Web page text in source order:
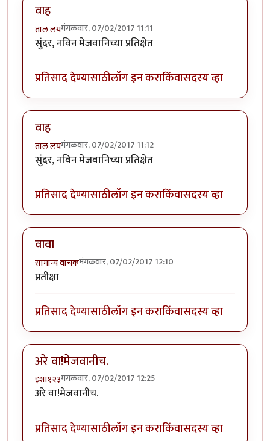
वाह
ताल लयमंगळवार, 07/02/2017 11:11
सुंदर, नविन मेजवानिच्या प्रतिक्षेत
प्रतिसाद देण्यासाठीलॉग इन कराकिंवासदस्य व्हा
वाह
ताल लयमंगळवार, 07/02/2017 11:12
सुंदर, नविन मेजवानिच्या प्रतिक्षेत
प्रतिसाद देण्यासाठीलॉग इन कराकिंवासदस्य व्हा
वावा
सामान्य वाचकमंगळवार, 07/02/2017 12:10
प्रतीक्षा
प्रतिसाद देण्यासाठीलॉग इन कराकिंवासदस्य व्हा
अरे वा!मेजवानीच.
इशा१२३मंगळवार, 07/02/2017 12:25
अरे वा!मेजवानीच.
प्रतिसाद देण्यासाठीलॉग इन कराकिंवासदस्य व्हा